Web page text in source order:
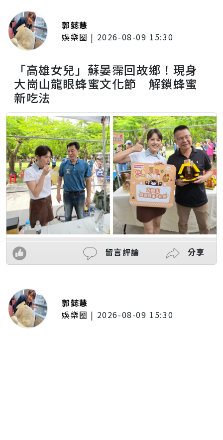
郭懿慧
娛樂圈 | 2026-08-09 15:30
「高雄女兒」蘇晏霈回故鄉！現身
大崗山龍眼蜂蜜文化節 解鎖蜂蜜
新吃法
留言評論 分享
郭懿慧
娛樂圈 | 2026-08-09 15:30